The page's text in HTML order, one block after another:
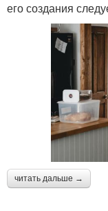
его создания
читать дальше →